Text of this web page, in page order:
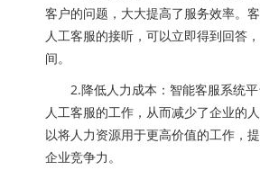
客户的问题，大大提高了服务效率。
人工客服的接听，可以立即得到回答
间。
2.降低人力成本：智能客服系统平
人工客服的工作，从而减少了企业的
以将人力资源用于更高价值的工作，
企业竞争力。